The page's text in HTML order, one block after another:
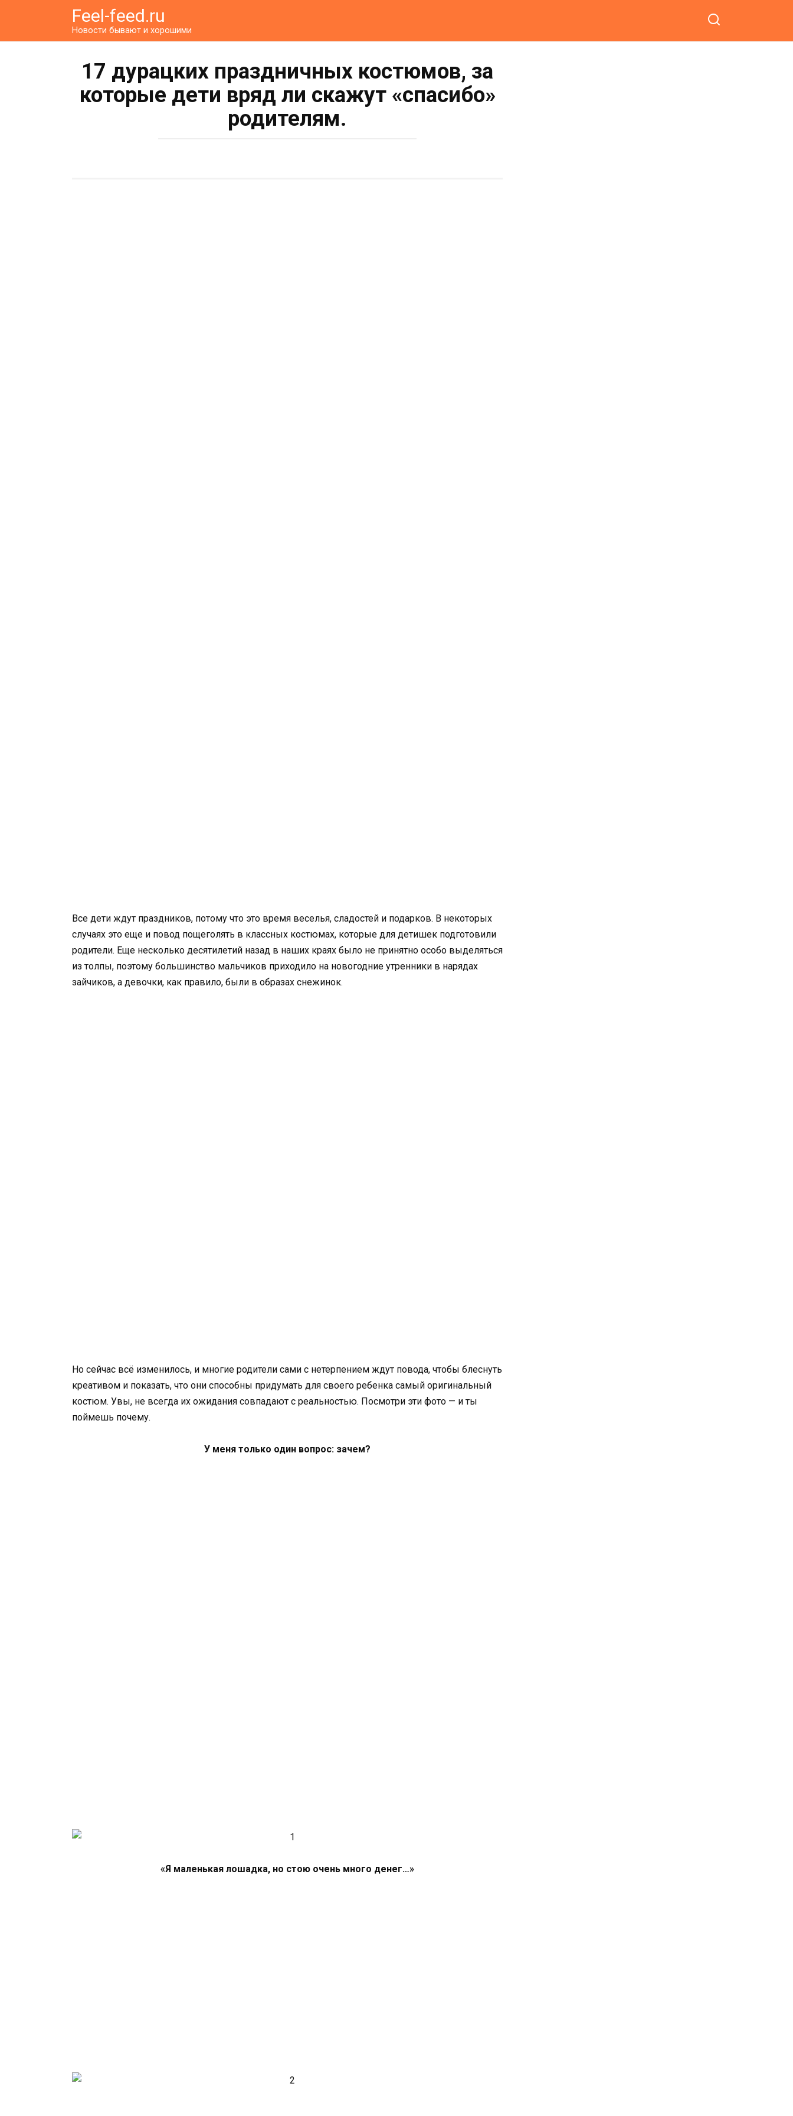
Feel-feed.ru
Новости бывают и хорошими
17 дурацких праздничных костюмов, за
которые дети вряд ли скажут «спасибо»
родителям.
Все дети ждут праздников, потому что это время веселья, сладостей и подарков. В некоторых
случаях это еще и повод пощеголять в классных костюмах, которые для детишек подготовили
родители. Еще несколько десятилетий назад в наших краях было не принятно особо выделяться
из толпы, поэтому большинство мальчиков приходило на новогодние утренники в нарядах
зайчиков, а девочки, как правило, были в образах снежинок.
Но сейчас всё изменилось, и многие родители сами с нетерпением ждут повода, чтобы блеснуть
креативом и показать, что они способны придумать для своего ребенка самый оригинальный
костюм. Увы, не всегда их ожидания совпадают с реальностью. Посмотри эти фото — и ты
поймешь почему.
У меня только один вопрос: зачем?
«Я маленькая лошадка, но стою очень много денег…»